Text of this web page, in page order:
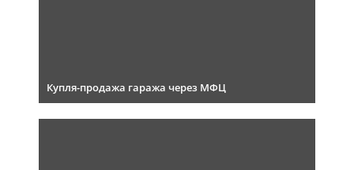
Купля-продажа гаража через МФЦ